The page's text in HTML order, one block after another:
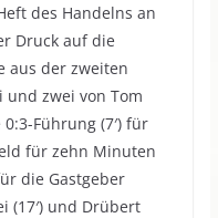
des Handelns an
Druck auf die
aus der zweiten
und zwei von Tom
Führung (7′) für
für zehn Minuten
die Gastgeber
(17′) und Drübert